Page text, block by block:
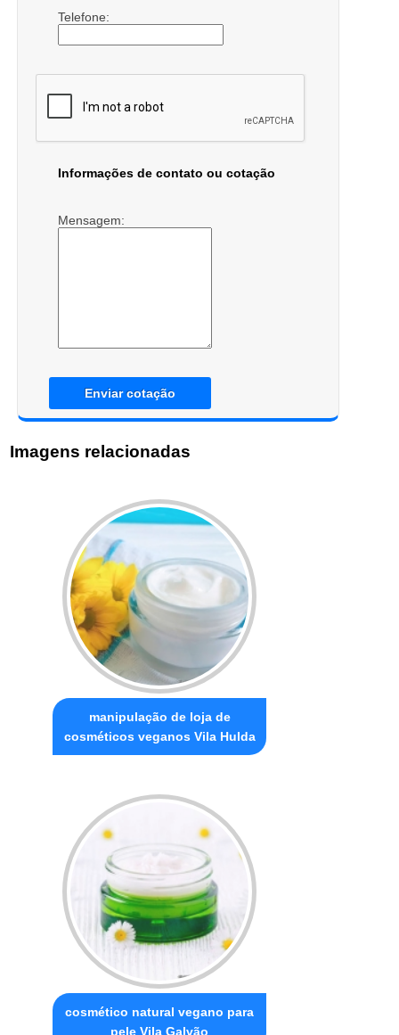
Telefone:
Informações de contato ou cotação
Mensagem:
Enviar cotação
Imagens relacionadas
manipulação de loja de
cosméticos veganos Vila Hulda
cosmético natural vegano para
pele Vila Galvão